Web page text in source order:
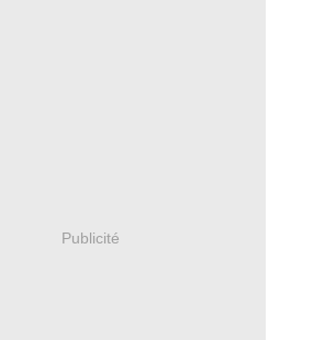
Publicité